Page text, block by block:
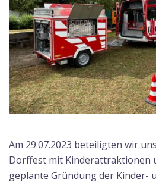
Am 29.07.2023 beteiligten wir
Dorffest mit Kinderattraktionen
geplante Gründung der Kinder-